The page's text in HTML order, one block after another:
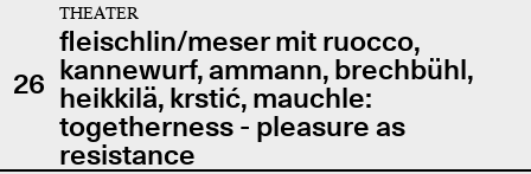
26
THEATER
fleischlin/meser mit ruocco,
kannewurf, ammann, brechbühl,
heikkilä, krstić, mauchle:
togetherness - pleasure as
resistance